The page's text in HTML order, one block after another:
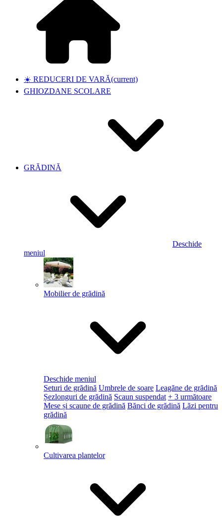
☀️ REDUCERI DE VARĂ(current)
GHIOZDANE SCOLARE
GRĂDINĂ
Deschide
meniul
Mobilier de grădină
Deschide meniul
Seturi de grădină Umbrele de soare Leagăne de grădină
Șezlonguri de grădină Scaun suspendat + 3 următoare
Mese și scaune de grădină Bănci de grădină Lăzi pentru
grădină
Cultivarea plantelor